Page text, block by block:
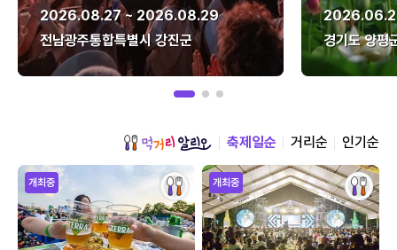
2026.08.27 ~ 2026.08.29
전남광주통합특별시 강진군
경기도 양평
축제일순 거리순 인기순
개최중 개최중